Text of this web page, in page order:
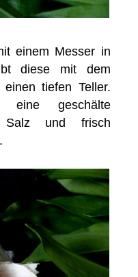
einem Messer in
diese mit dem
tiefen Teller.
eine geschälte
Salz und frisch